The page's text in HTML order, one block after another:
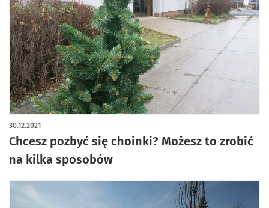
Chcesz pozbyć się choinki? Możesz to zrobić
na kilka sposobów
30.12.2021